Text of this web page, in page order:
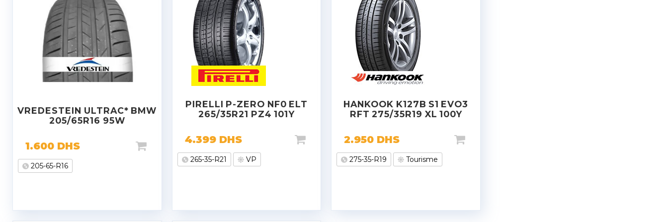
VREDESTEIN ULTRAC* BMW
205/65R16 95W
1.600 DHS
205-65-R16
PIRELLI P-ZERO NF0 ELT
265/35R21 PZ4 101Y
4.399 DHS
265-35-R21 VP
HANKOOK K127B S1 EVO3
RFT 275/35R19 XL 100Y
2.950 DHS
275-35-R19 Tourisme